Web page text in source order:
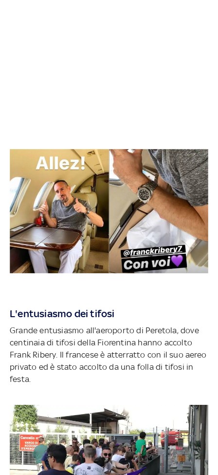
L'entusiasmo dei tifosi
Grande entusiasmo all'aeroporto di Peretola, dove
centinaia di tifosi della Fiorentina hanno accolto
Frank Ribery. Il francese è atterratto con il suo aereo
privato ed è stato accolto da una folla di tifosi in
festa.